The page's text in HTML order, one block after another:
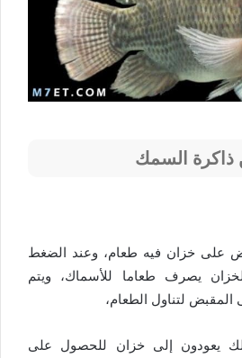
ذاكرة السمك
على خزان فيه طعام، وعند الضغط
يصرف طعاما للأسماك، ويتم
لتناول الطعام،
يعودون إلى خزان للحصول على